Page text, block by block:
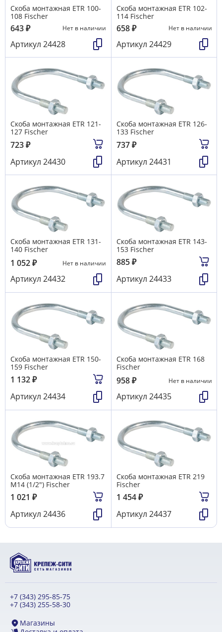
Скоба монтажная ETR 100-
108 Fischer
643₽ Нет в наличии
Артикул 24428
Скоба монтажная ETR 102-
114 Fischer
658₽ Нет в наличии
Артикул 24429
Скоба монтажная ETR 121-
127 Fischer
723₽
Артикул 24430
Скоба монтажная ETR 126-
133 Fischer
737₽
Артикул 24431
Скоба монтажная ETR 131-
140 Fischer
1 052₽ Нет в наличии
Артикул 24432
Скоба монтажная ETR 143-
153 Fischer
885₽
Артикул 24433
Скоба монтажная ETR 150-
159 Fischer
1 132₽
Артикул 24434
Скоба монтажная ETR 168
Fischer
958₽ Нет в наличии
Артикул 24435
Скоба монтажная ETR 193.7
М14 (1/2") Fischer
1 021 ₽
Артикул 24436
Скоба монтажная ETR 219
Fischer
1 454₽
Артикул 24437
+7 (343) 295-85-75
+7 (343) 255-58-30
Магазины